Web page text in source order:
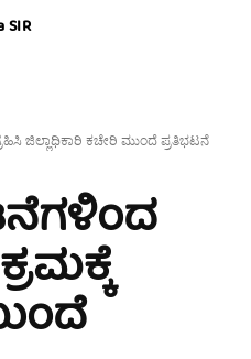
SIR
ಜಿಲ್ಲಾಧಿಕಾರಿ ಕಚೇರಿ ಮುಂದೆ ಪ್ರತಿಭಟನೆ